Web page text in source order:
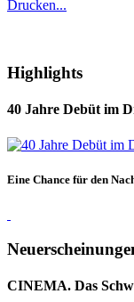
Drucken...
Highlights
40 Jahre Debüt im
Eine Chance für den
CINEMA. Das